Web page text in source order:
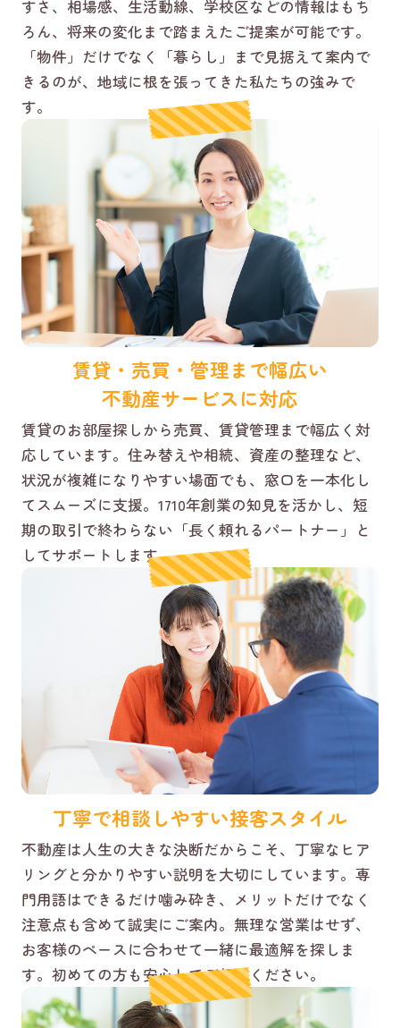
すさ、相場感、生活動線、学校区などの情報はもち
ろん、将来の変化まで踏まえたご提案が可能です。
「物件」だけでなく「暮らし」まで見据えて案内で
きるのが、地域に根を張ってきた私たちの強みで
す。
賃貸・売買・管理まで幅広い
不動産サービスに対応
賃貸のお部屋探しから売買、賃貸管理まで幅広く対
応しています。住み替えや相続、資産の整理など、
状況が複雑になりやすい場面でも、窓口を一本化し
てスムーズに支援。1710年創業の知見を活かし、短
期の取引で終わらない「長く頼れるパートナー」と
してサポートします。
丁寧で相談しやすい接客スタイル
不動産は人生の大きな決断だからこそ、丁寧なヒア
リングと分かりやすい説明を大切にしています。専
門用語はできるだけ噛み砕き、メリットだけでなく
注意点も含めて誠実にご案内。無理な営業はせず、
お客様のペースに合わせて一緒に最適解を探しま
す。初めての方も安心してご相談ください。